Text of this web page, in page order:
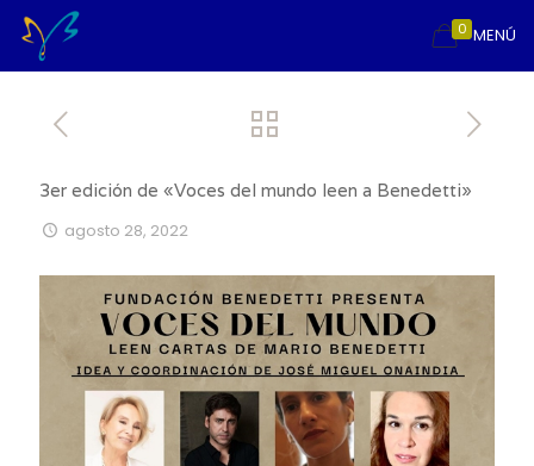
MENÚ
0
3er edición de «Voces del mundo leen a Benedetti»
agosto 28, 2022